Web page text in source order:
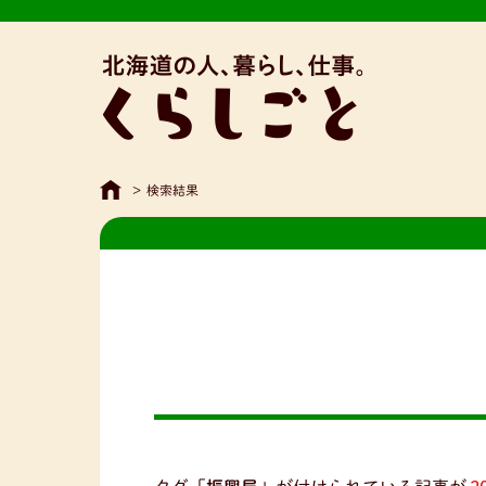
> 検索結果